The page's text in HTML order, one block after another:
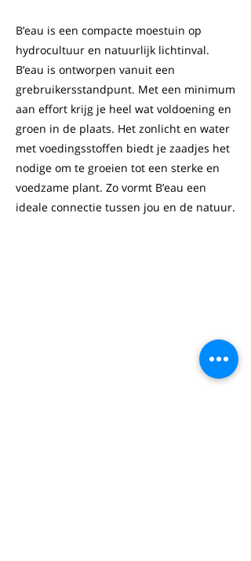
B’eau is een compacte moestuin op
hydrocultuur en natuurlijk lichtinval.
B’eau is ontworpen vanuit een
grebruikersstandpunt. Met een minimum
aan effort krijg je heel wat voldoening en
groen in de plaats. Het zonlicht en water
met voedingsstoffen biedt je zaadjes het
nodige om te groeien tot een sterke en
voedzame plant. Zo vormt B’eau een
ideale connectie tussen jou en de natuur.